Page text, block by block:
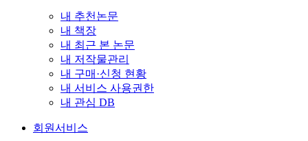
내 추천논문
내 책장
내 최근 본 논문
내 저작물관리
내 구매·신청 현황
내 서비스 사용권한
내 관심 DB
회원서비스